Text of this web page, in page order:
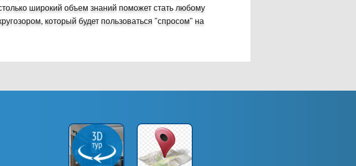
широкий объем знаний поможет стать любому
который будет пользоваться "спросом" на